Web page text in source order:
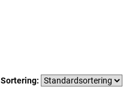
Sortering: